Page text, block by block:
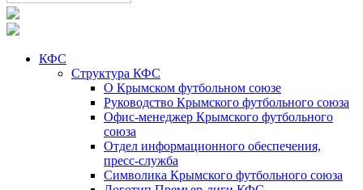
КФС
Структура КФС
О Крымском футбольном союзе
Руководство Крымского футбольного союза
Офис-менеджер Крымского футбольного
союза
Отдел информационного обеспечения,
пресс-служба
Символика Крымского футбольного союза